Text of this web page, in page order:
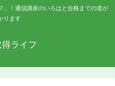
」！通信講座のいろはと合格までの道が
ります
ライフ